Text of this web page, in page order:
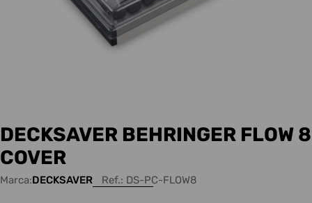
DECKSAVER BEHRINGER FLOW 8
COVER
Marca:DECKSAVER Ref.: DS-PC-FLOW8